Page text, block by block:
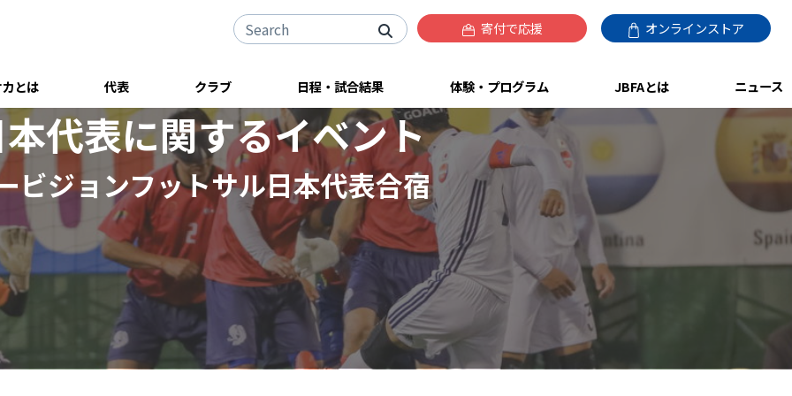
寄付で応援 オンラインストア
とは 代表 クラブ 日程・試合結果 体験・プログラム JBFAとは ニュース
代表に関するイベント
ビジョンフットサル日本代表合宿